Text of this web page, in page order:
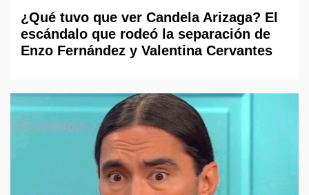
¿Qué tuvo que ver Candela Arizaga? El
escándalo que rodeó la separación de
Enzo Fernández y Valentina Cervantes